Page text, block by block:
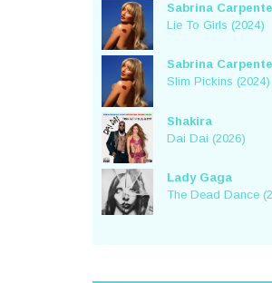
Sabrina
Lie To Girls (2024)
Sabrina
Slim Pickins (2024)
Shakira
Dai Dai (2026)
Lady Gaga
The Dead Dance